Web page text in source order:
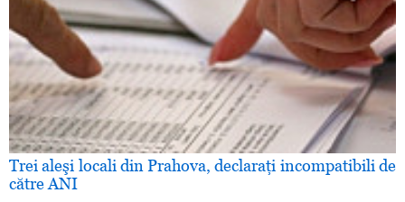
Trei aleşi locali din Prahova, declaraţi incompatibili de
către ANI